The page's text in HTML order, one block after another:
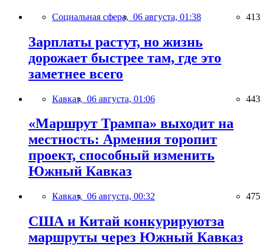
Социальная сфера, 06 августа, 01:38 413
Зарплаты растут, но жизнь
дорожает быстрее там, где это
заметнее всего
Кавказ, 06 августа, 01:06 443
«Маршрут Трампа» выходит на
местность: Армения торопит
проект, способный изменить
Южный Кавказ
Кавказ, 06 августа, 00:32 475
США и Китай конкурируютза
маршруты через Южный Кавказ